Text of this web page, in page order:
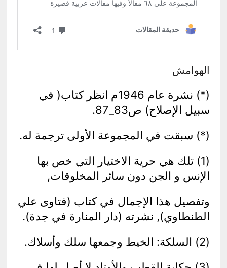
الهوامش
(*) نشرة عام 1946م انظر كتاب( في
سبيل الإصلاح) ص83_87.
(*) سبقت في المجموعة الأولى ترجمة له.
(1) تلك هي حرية الاختيار التي خص بها
الإنس و الجن دون سائر المخلوقات,
وتفصيل هذا الإجمال في كتاب (فتاوى علي
الطنطاوي), نشرته (دار المنارة في جدة).
(2) السلكة: الخيط وجمعها سلك وأسلاك.